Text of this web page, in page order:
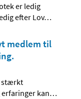
er ledig
efter Lov…
medlem til
stærkt
kan…